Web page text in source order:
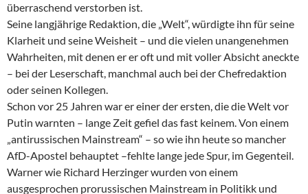
überraschend verstorben ist.
Seine langjährige Redaktion, die „Welt“, würdigte ihn für seine
Klarheit und seine Weisheit – und die vielen unangenehmen
Wahrheiten, mit denen er er oft und mit voller Absicht aneckte
– bei der Leserschaft, manchmal auch bei der Chefredaktion
oder seinen Kollegen.
Schon vor 25 Jahren war er einer der ersten, die die Welt vor
Putin warnten – lange Zeit gefiel das fast keinem. Von einem
„antirussischen Mainstream“ – so wie ihn heute so mancher
AfD-Apostel behauptet –fehlte lange jede Spur, im Gegenteil.
Warner wie Richard Herzinger wurden von einem
ausgesprochen prorussischen Mainstream in Politikk und